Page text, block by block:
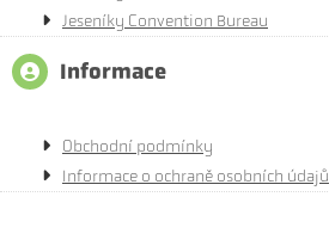
Jeseníky Convention Bureau
Informace
Obchodní podmínky
Informace o ochraně osobních údajů